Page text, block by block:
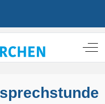
Off-